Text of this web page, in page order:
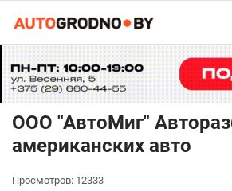
ООО "АвтоМиг"
американских авто
Просмотров: 12333